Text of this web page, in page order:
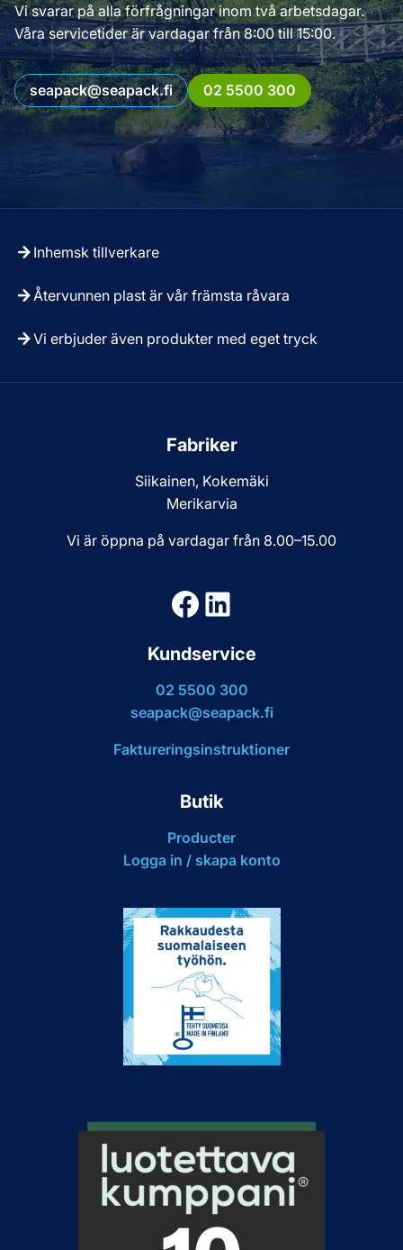
Vi svarar på alla förfrågningar inom två arbetsdagar.
Våra servicetider är vardagar från 8:00 till 15:00.
seapack@seapack.fi 02 5500 300
Inhemsk tillverkare
Återvunnen plast är vår främsta råvara
Vi erbjuder även produkter med eget tryck
Fabriker
Siikainen, Kokemäki
Merikarvia
Vi är öppna på vardagar från 8.00–15.00
Facebook
LinkedIn
Kundservice
02 5500 300
seapack@seapack.fi
Faktureringsinstruktioner
Butik
Producter
Logga in / skapa konto